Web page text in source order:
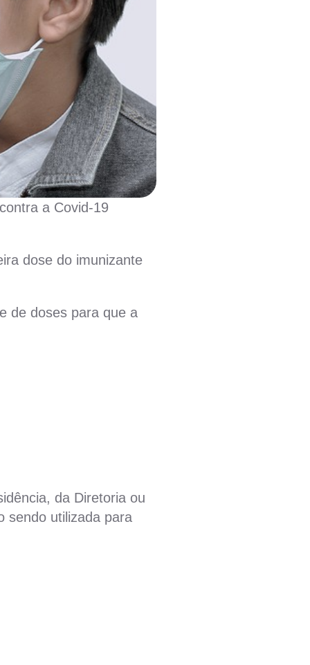
a Covid-19
dose do imunizante
de doses para que a
da Diretoria ou
sendo utilizada para